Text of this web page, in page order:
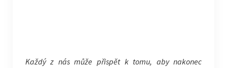
Každý z nás může přispět k tomu, aby nakonec